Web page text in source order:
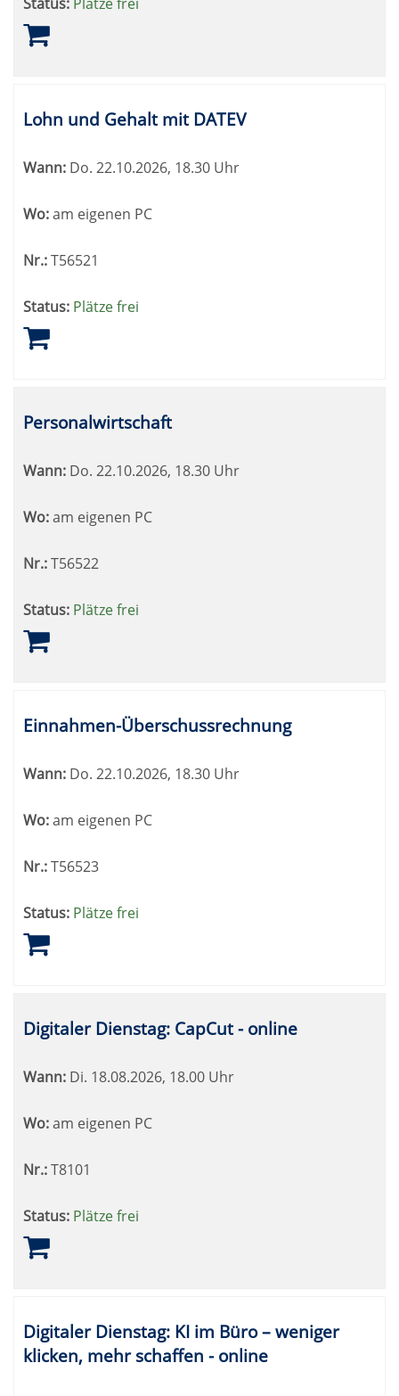
Lohn und Gehalt mit DATEV
Wann: Do. 22.10.2026, 18.30 Uhr
Wo:am eigenen PC
Nr.:T56521
Status: Plätze frei
Personalwirtschaft
Wann: Do. 22.10.2026, 18.30 Uhr
Wo:am eigenen PC
Nr.:T56522
Status: Plätze frei
Einnahmen-Überschussrechnung
Wann: Do. 22.10.2026, 18.30 Uhr
Wo:am eigenen PC
Nr.:T56523
Status: Plätze frei
Digitaler Dienstag: CapCut - online
Wann: Di. 18.08.2026, 18.00 Uhr
Wo:am eigenen PC
Nr.:T8101
Status: Plätze frei
Digitaler Dienstag: KI im Büro – weniger
klicken, mehr schaffen - online